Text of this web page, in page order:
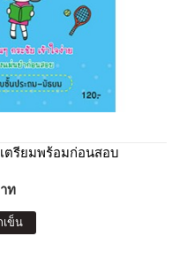
ตรียมพร้อมก่อนสอบ
ท
เข็น